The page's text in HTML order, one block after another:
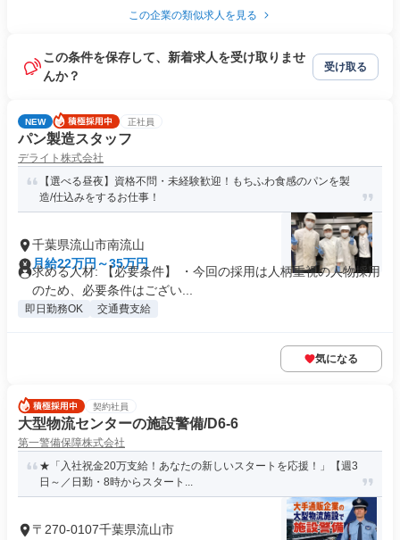
この企業の類似求人を見る
この条件を保存して、新着求人を受け取りませ
んか？
受け取る
NEW 正社員
パン製造スタッフ
デライト株式会社
【選べる昼夜】資格不問・未経験歓迎！もちふわ食感のパンを製
造/仕込みをするお仕事！
千葉県流山市南流山
月給22万円～35万円
求める人材: 【必要条件】 ・今回の採用は人柄重視の人物採用
のため、必要条件はござい...
即日勤務OK 交通費支給
気になる
契約社員
大型物流センターの施設警備/D6-6
第一警備保障株式会社
★「入社祝金20万支給！あなたの新しいスタートを応援！」【週3
日～／日勤・8時からスタート...
〒270-0107千葉県流山市